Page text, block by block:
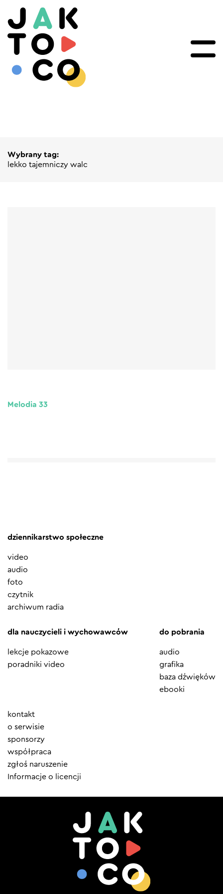
Wybrany tag:
lekko tajemniczy walc
Melodia 33
dziennikarstwo społeczne
video
audio
foto
czytnik
archiwum radia
dla nauczycieli i wychowawców
lekcje pokazowe
poradniki video
do pobrania
audio
grafika
baza dźwięków
ebooki
Element
menu
kontakt
o serwisie
sponsorzy
współpraca
zgłoś naruszenie
Informacje o licencji